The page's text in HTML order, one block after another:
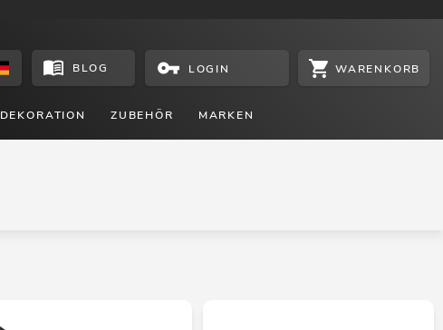
BLOG LOGIN WARENKORB
DEKORATION ZUBEHÖR MARKEN